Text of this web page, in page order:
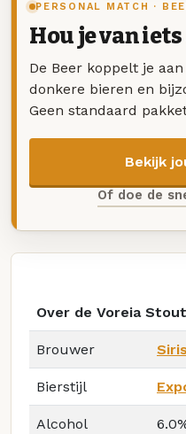
PERSONAL MATCH ·
Hou je van iets
De Beer koppelt je
donkere bieren en
Geen standaard
Bekijk
Of doe de
Over de Voreia Stout
Brouwer
Bierstijl
Alcohol